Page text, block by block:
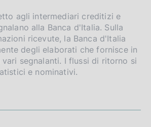
agli intermediari creditizi e
alla Banca d'Italia. Sulla
ricevute, la Banca d'Italia
degli elaborati che fornisce in
segnalanti. I flussi di ritorno si
e nominativi.